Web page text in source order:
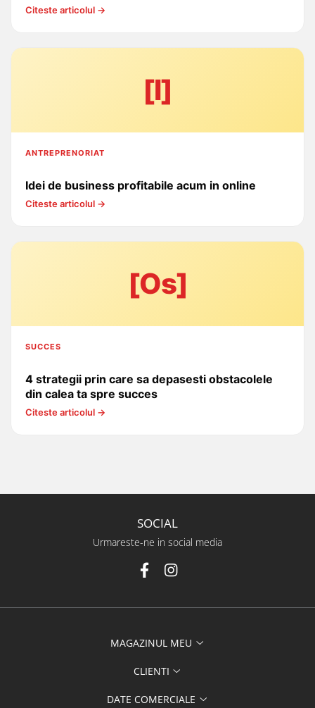
Citeste articolul →
[I]
ANTREPRENORIAT
Idei de business profitabile acum in online
Citeste articolul →
[Os]
SUCCES
4 strategii prin care sa depasesti obstacolele
din calea ta spre succes
Citeste articolul →
SOCIAL
Urmareste-ne in social media
MAGAZINUL MEU
CLIENTI
DATE COMERCIALE